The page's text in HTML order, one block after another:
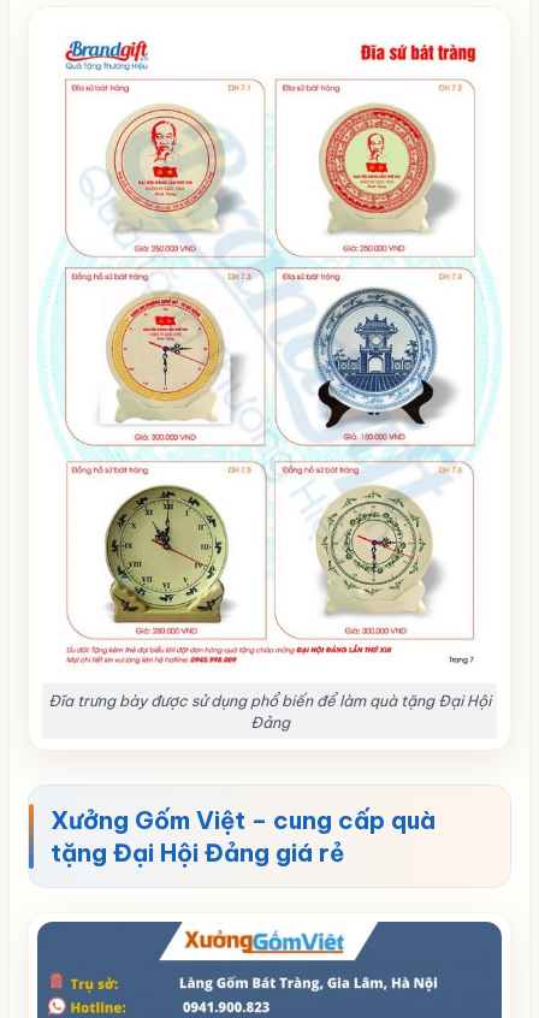
Đĩa trưng bày được sử dụng phổ biến để làm quà tặng Đại Hội
Đảng
Xưởng Gốm Việt – cung cấp quà
tặng Đại Hội Đảng giá rẻ